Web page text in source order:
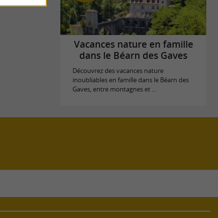
Vacances nature en famille
dans le Béarn des Gaves
Découvrez des vacances nature
inoubliables en famille dans le Béarn des
Gaves, entre montagnes et ...